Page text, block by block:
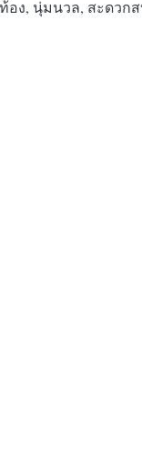
ง, นุ่มนวล, สะดวก